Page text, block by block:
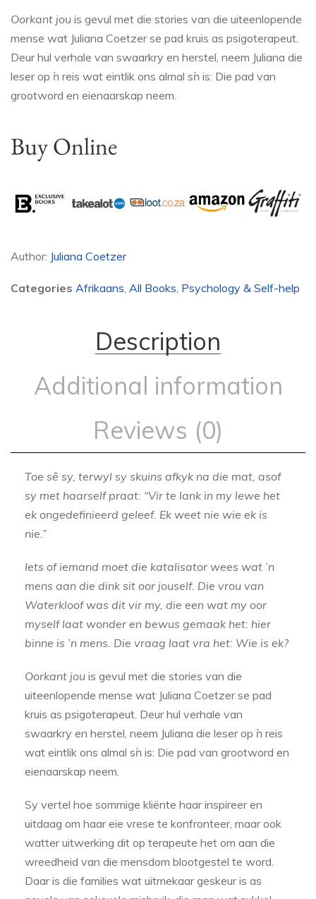
Oorkant jou is gevul met die stories van die uiteenlopende
mense wat Juliana Coetzer se pad kruis as psigoterapeut.
Deur hul verhale van swaarkry en herstel, neem Juliana die
leser op ŉ reis wat eintlik ons almal sŉ is: Die pad van
grootword en eienaarskap neem.
Buy Online
Author: Juliana Coetzer
Categories Afrikaans All Books Psychology & Self-help
Description
Additional information
Reviews (0)
Toe sê sy, terwyl sy skuins afkyk na die mat, asof
sy met haarself praat: “Vir te lank in my lewe het
ek ongedefinieerd geleef. Ek weet nie wie ek is
nie.”
Iets of iemand moet die katalisator wees wat ’n
mens aan die dink sit oor jouself. Die vrou van
Waterkloof was dit vir my, die een wat my oor
myself laat wonder en bewus gemaak het: hier
binne is ’n mens. Die vraag laat vra het: Wie is ek?
Oorkant jou is gevul met die stories van die
uiteenlopende mense wat Juliana Coetzer se pad
kruis as psigoterapeut. Deur hul verhale van
swaarkry en herstel, neem Juliana die leser op ŉ reis
wat eintlik ons almal sŉ is: Die pad van grootword en
eienaarskap neem.
Sy vertel hoe sommige kliënte haar inspireer en
uitdaag om haar eie vrese te konfronteer, maar ook
watter uitwerking dit op terapeute het om aan die
wreedheid van die mensdom blootgestel te word.
Daar is die families wat uitmekaar geskeur is as